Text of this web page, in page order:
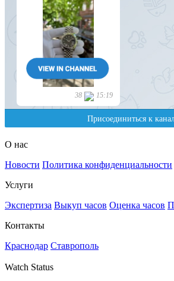
О нас
Новости Политика конфиденциальности
Услуги
Экспертиза Выкуп часов Оценка часов
Контакты
Краснодар Ставрополь
Watch Status